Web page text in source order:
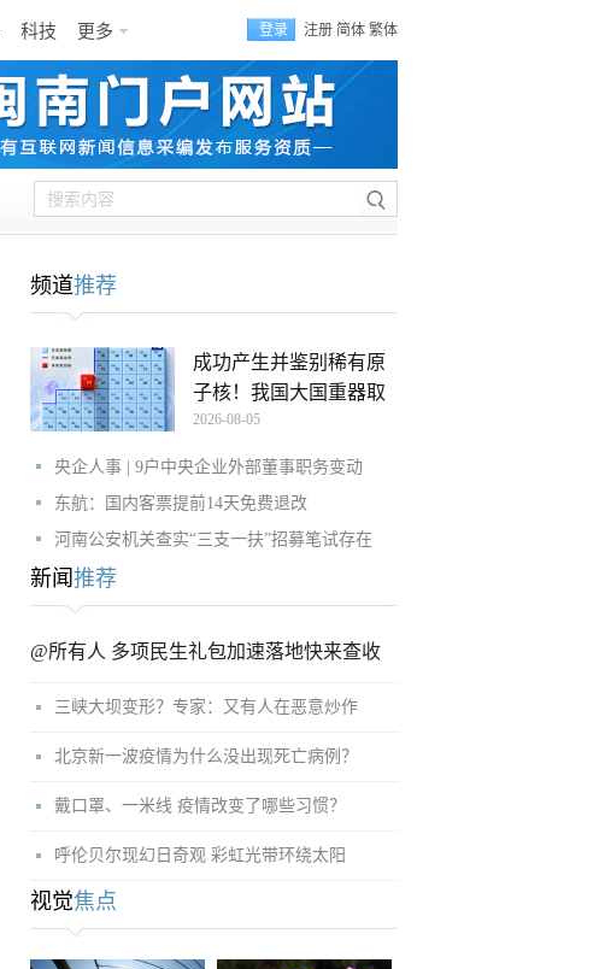
科技 更多 登录 注册 简体 繁体
频道推荐
成功产生并鉴别稀有原
子核！我国大国重器取
2026-08-05
央企人事 | 9户中央企业外部董事职务变动
东航：国内客票提前14天免费退改
河南公安机关查实“三支一扶”招募笔试存在
新闻 推荐
@所有人 多项民生礼包加速落地快来查收
三峡大坝变形？专家：又有人在恶意炒作
北京新一波疫情为什么没出现死亡病例？
戴口罩、一米线 疫情改变了哪些习惯？
呼伦贝尔现幻日奇观 彩虹光带环绕太阳
视觉焦点